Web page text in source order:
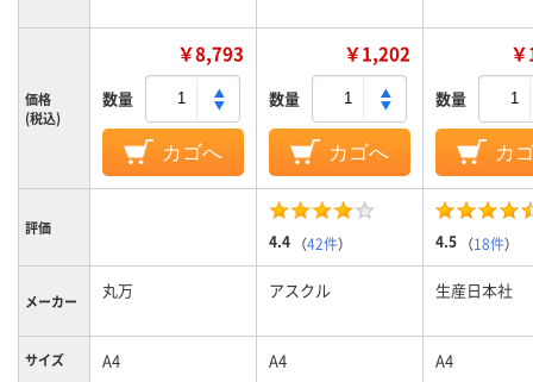
価格
(税込)
￥8,793
数量
カゴへ
￥1,202
数量
カゴへ
数量
カ
評価
4.4 （42件） 4.5 （18件）
メーカー 丸万 アスクル 生産日本社
サイズ A4 A4 A4